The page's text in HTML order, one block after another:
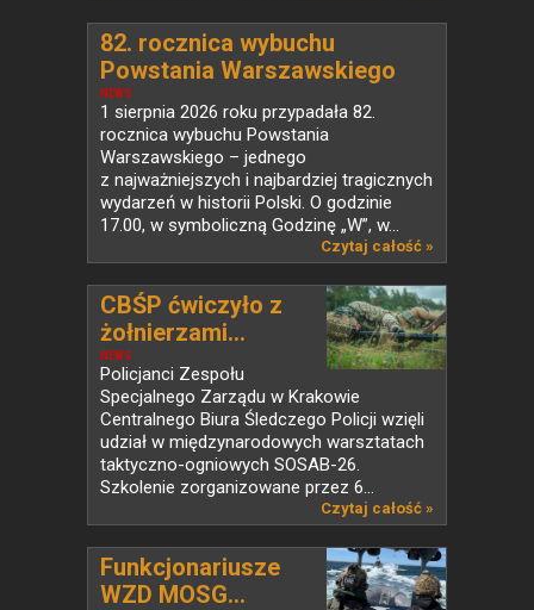
NEWS
82. rocznica wybuchu
Powstania Warszawskiego
1 sierpnia 2026 roku przypadała 82.
rocznica wybuchu Powstania
Warszawskiego – jednego
z najważniejszych i najbardziej tragicznych
wydarzeń w historii Polski. O godzinie
17.00, w symboliczną Godzinę „W”, w...
Czytaj całość »
NEWS
CBŚP ćwiczyło z
żołnierzami...
Policjanci Zespołu
Specjalnego Zarządu w Krakowie
Centralnego Biura Śledczego Policji wzięli
udział w międzynarodowych warsztatach
taktyczno-ogniowych SOSAB-26.
Szkolenie zorganizowane przez 6...
Czytaj całość »
Funkcjonariusze
WZD MOSG...